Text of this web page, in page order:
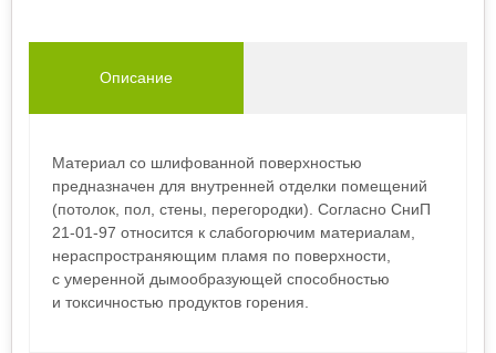
Описание
Материал со шлифованной поверхностью
предназначен для внутренней отделки помещений
(потолок, пол, стены, перегородки). Согласно СниП
21-01-97 относится к слабогорючим материалам,
нераспространяющим пламя по поверхности,
с умеренной дымообразующей способностью
и токсичностью продуктов горения.